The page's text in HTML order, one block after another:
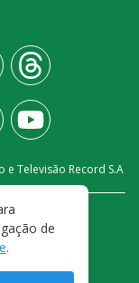
e Televisão Record S.A
de
.